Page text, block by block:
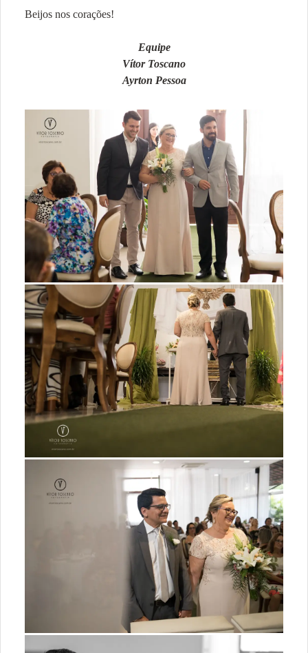
Beijos nos corações!
Equipe
Vítor Toscano
Ayrton Pessoa